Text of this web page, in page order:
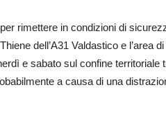
rimettere in condizioni di
dell’A31 Valdastico e l’area
e sabato sul confine territoriale
a causa di una